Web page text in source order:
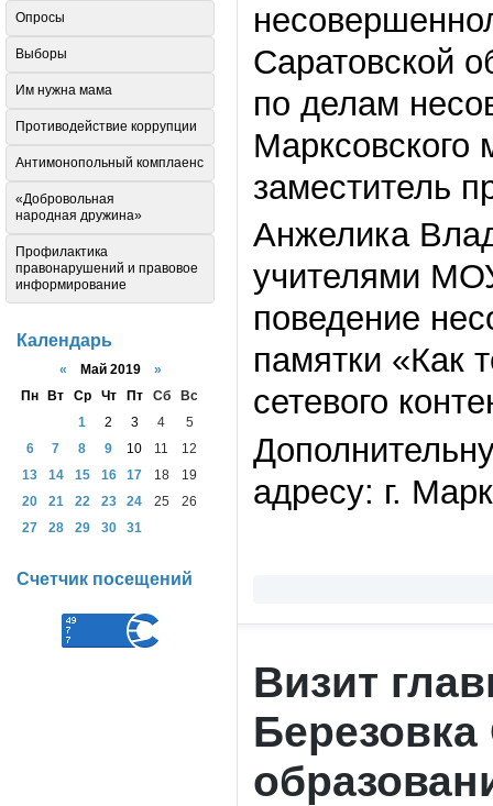
Саратовской
по делам
заместитель
Анжелика
учителями
поведение
памятки «Как
сетевого
адресу: г.
Визит
Опросы
Выборы
Им нужна мама
Противодействие коррупции
Антимонопольный комплаенс
«Добровольная
народная дружина»
Профилактика
правонарушений и правовое
информирование
Календарь
« Май 2019 »
Пн
Вт Ср Чт Пт Сб
Вс
1
2 3 4
5
6
7 8 9 10 11
12
13
14 15 16 17 18
19
20
21 22 23 24 25
26
27
28 29 30 31
Счетчик посещений